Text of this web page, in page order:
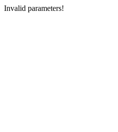
Invalid parameters!